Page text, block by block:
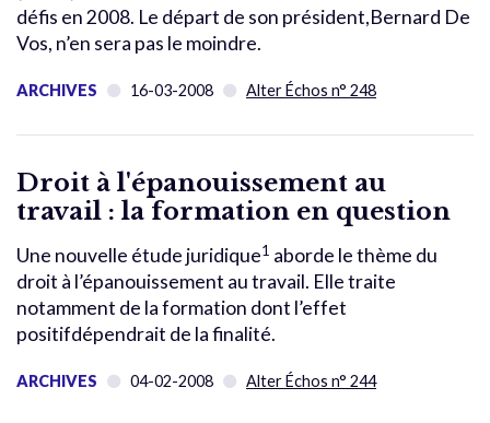
défis en 2008. Le départ de son président,Bernard De
Vos, n’en sera pas le moindre.
ARCHIVES 16-03-2008 Alter Échos n° 248
Droit à l'épanouissement au
travail : la formation en question
Une nouvelle étude juridique1 aborde le thème du
droit à l’épanouissement au travail. Elle traite
notamment de la formation dont l’effet
positifdépendrait de la finalité.
ARCHIVES 04-02-2008 Alter Échos n° 244